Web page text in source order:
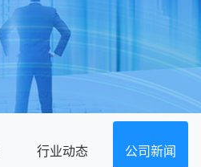
行业动态 公司新闻